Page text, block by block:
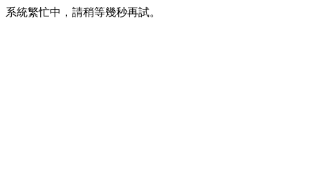
系統繁忙中，請稍等幾秒再試。